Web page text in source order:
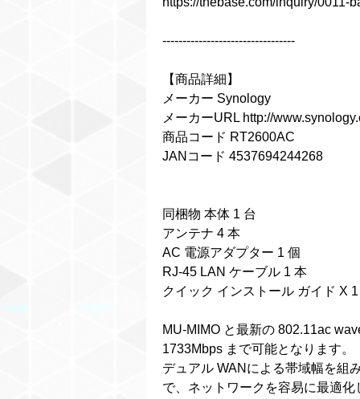
---------------------------------
【商品詳細】
メーカー Synology
メーカーURL http://
商品コード RT2600AC
JANコード 4537694244268
同梱物 本体 1 台
アンテナ 4 本
AC 電源アダプター 1 個
RJ-45 LAN ケーブル 1 本
クイック インストール ガイド X 1
MU-MIMO と最新の 802.11ac
1733Mbps まで可能となります。
デュアル WANによる帯域幅を組
で、ネットワークを容易に最適化